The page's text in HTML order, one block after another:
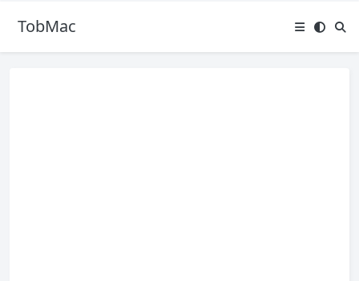
TobMac